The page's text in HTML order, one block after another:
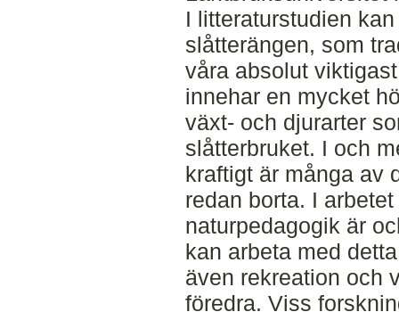
I litteraturstudien
slåtterängen, som
våra absolut
innehar en mycket
växt- och djurarter
slåtterbruket. I och
kraftigt är många av
redan borta. I
naturpedagogik är
kan arbeta med
även rekreation och
föredra. Viss